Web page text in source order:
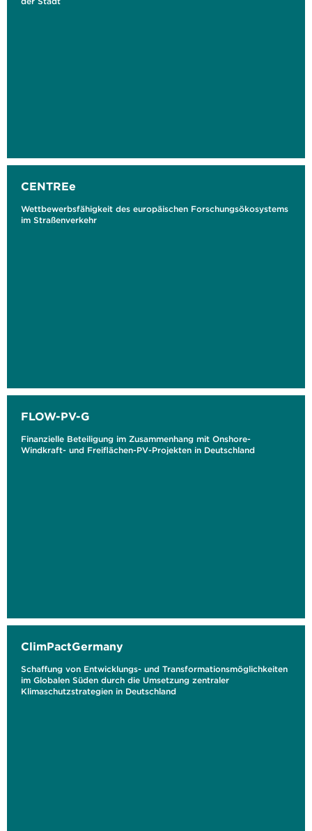
CENTREe
Wettbewerbsfähigkeit des europäischen Forschungsökosystems
im Straßenverkehr
FLOW-PV-G
Finanzielle Beteiligung im Zusammenhang mit Onshore-
Windkraft- und Freiflächen-PV-Projekten in Deutschland
ClimPactGermany
Schaffung von Entwicklungs- und Transformationsmöglichkeiten
im Globalen Süden durch die Umsetzung zentraler
Klimaschutzstrategien in Deutschland